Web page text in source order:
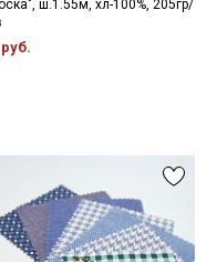
утолщения
и вкрапления нитей
ш.1.55м, хл-100%, 205гр/